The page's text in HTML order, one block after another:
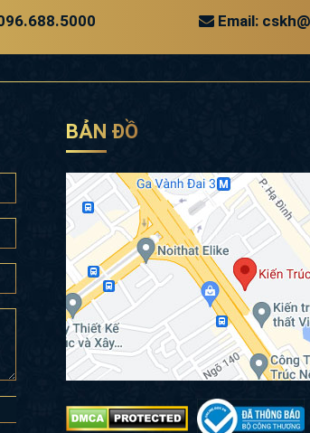
Email:
BẢN ĐỒ